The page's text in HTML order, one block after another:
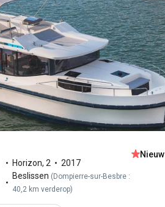
Horizon, 2
2017
Beslissen (Dompierre-sur-Besbre :
40,2 km verderop)
Nieuw